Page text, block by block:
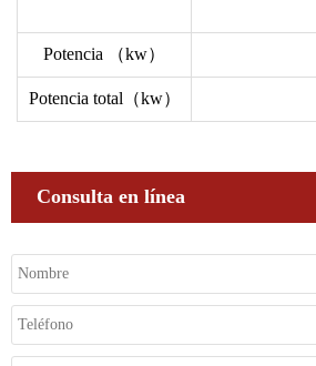
Potencia （kw）
Potencia total（kw）
Consulta en línea